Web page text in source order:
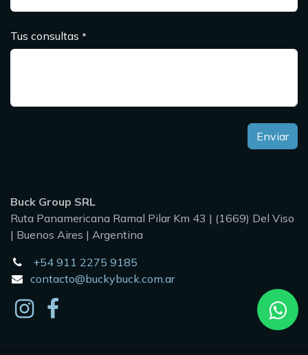
Tus consultas *
Enviar
Buck Group SRL
Ruta Panamericana Ramal Pilar Km 43 | (1669) Del Viso
| Buenos Aires | Argentina
+54 911 2275 9185
contacto@buckybuck.com.ar